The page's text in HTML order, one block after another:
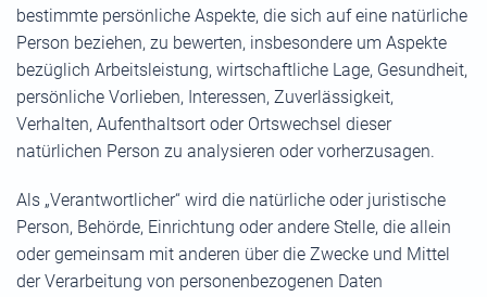
bestimmte persönliche Aspekte, die sich auf eine natürliche
Person beziehen, zu bewerten, insbesondere um Aspekte
bezüglich Arbeitsleistung, wirtschaftliche Lage, Gesundheit,
persönliche Vorlieben, Interessen, Zuverlässigkeit,
Verhalten, Aufenthaltsort oder Ortswechsel dieser
natürlichen Person zu analysieren oder vorherzusagen.
Als „Verantwortlicher“ wird die natürliche oder juristische
Person, Behörde, Einrichtung oder andere Stelle, die allein
oder gemeinsam mit anderen über die Zwecke und Mittel
der Verarbeitung von personenbezogenen Daten